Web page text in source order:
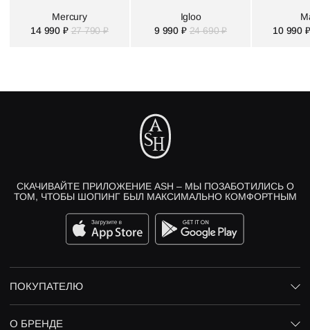
Mercury
14 990 ₽ 27 790 ₽
Igloo
9 990 ₽ 24 690 ₽
10 990 ₽
СКАЧИВАЙТЕ ПРИЛОЖЕНИЕ ASH – МЫ ПОЗАБОТИЛИСЬ О
ТОМ, ЧТОБЫ ШОПИНГ БЫЛ МАКСИМАЛЬНО КОМФОРТНЫМ
ПОКУПАТЕЛЮ
О БРЕНДЕ